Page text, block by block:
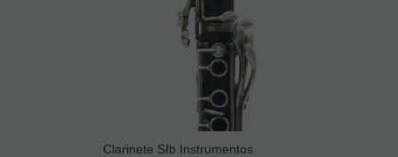
Clarinete SIb Instrumentos